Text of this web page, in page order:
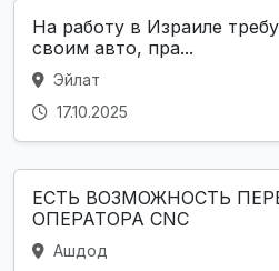
На работу в Израиле
своим авто, пра...
Эйлат
17.10.2025
ЕСТЬ ВОЗМОЖНОСТЬ
ОПЕРАТОРА CNC
Ашдод